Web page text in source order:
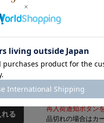
キュートな印象に
トレンドを抑えた
さっとまとめるだ
アップヘアにおす
デイリー使いやお
【知って便利なお
再入荷通知ボタン
品切れの場合はカ